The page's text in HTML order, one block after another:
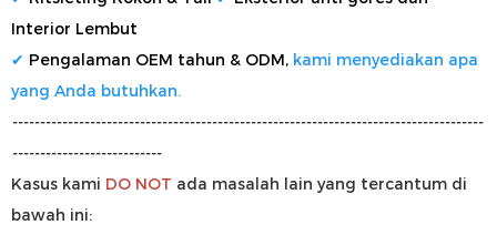
Interior Lembut
✔ Pengalaman OEM tahun & ODM, kami menyediakan apa
yang Anda butuhkan.
-------------------------------------------------------------------------------------
---------------------------
Kasus kami DO NOT ada masalah lain yang tercantum di
bawah ini: